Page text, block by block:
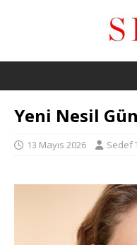
Yeni Nesil
13 Mayıs 2026 Sedef